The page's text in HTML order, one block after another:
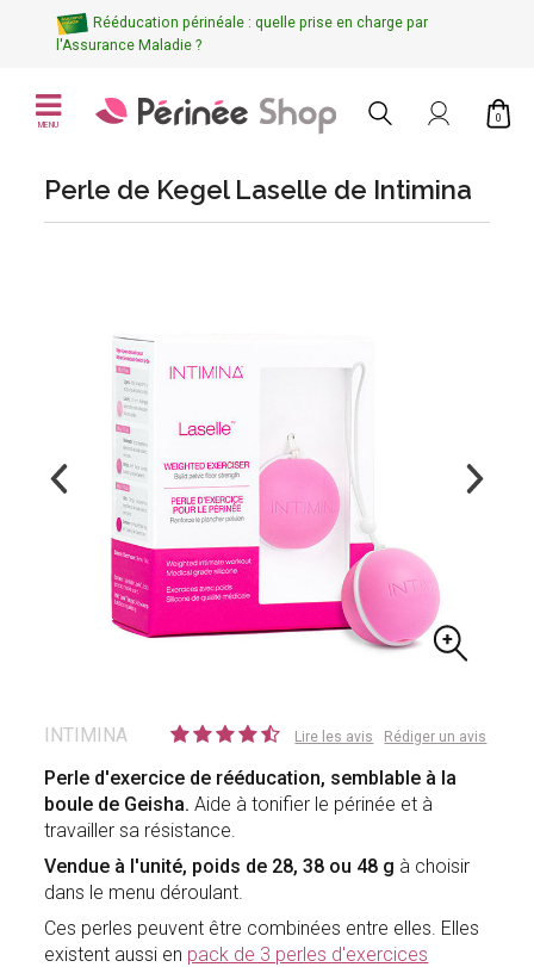
Rééducation périnéale : quelle prise en charge par
l'Assurance Maladie ?
MENU
0
Perle de Kegel Laselle de Intimina
INTIMINA Lire les avis Rédiger un avis
Perle d'exercice de rééducation, semblable à la
boule de Geisha. Aide à tonifier le périnée et à
travailler sa résistance.
Vendue à l'unité, poids de 28, 38 ou 48 g à choisir
dans le menu déroulant.
Ces perles peuvent être combinées entre elles. Elles
existent aussi en pack de 3 perles d'exercices